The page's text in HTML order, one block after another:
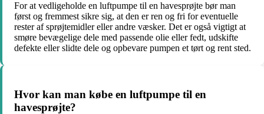
For at vedligeholde en luftpumpe til en havesprøjte bør man
først og fremmest sikre sig, at den er ren og fri for eventuelle
rester af sprøjtemidler eller andre væsker. Det er også vigtigt at
smøre bevægelige dele med passende olie eller fedt, udskifte
defekte eller slidte dele og opbevare pumpen et tørt og rent sted.
Hvor kan man købe en luftpumpe til en
havesprøjte?